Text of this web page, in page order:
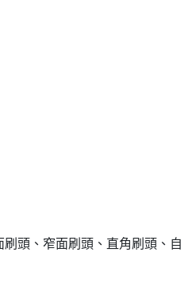
頭、窄面刷頭、直角刷頭、自